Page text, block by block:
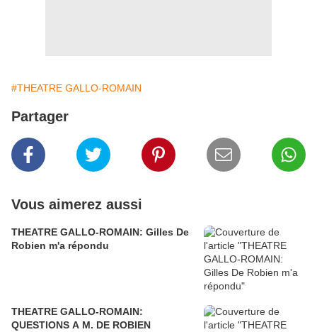
#THEATRE GALLO-ROMAIN
Partager
Vous aimerez aussi
THEATRE GALLO-ROMAIN: Gilles De
Robien m'a répondu
THEATRE GALLO-ROMAIN:
QUESTIONS A M. DE ROBIEN